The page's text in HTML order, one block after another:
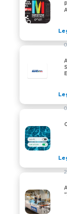
CHIUSURA